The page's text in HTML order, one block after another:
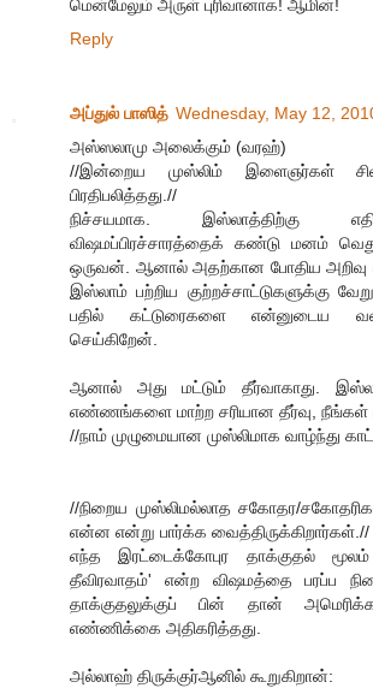
மென்மேலும் அருள் புரிவானாக! ஆமின்!
Reply
அப்துல் பாஸித் Wednesday, May 12,
அஸ்ஸலாமு அலைக்கும் (வரஹ்)
//இன்றைய முஸ்லிம் இளைஞர்கள்
பிரதிபலித்தது.//
நிச்சயமாக. இஸ்லாத்திற்கு
விஷமப்பிரச்சாரத்தைக் கண்டு மனம்
ஒருவன். ஆனால் அதற்கான போதிய அறிவு
இஸ்லாம் பற்றிய குற்றச்சாட்டுகளுக்கு
பதில் கட்டுரைகளை என்னுடைய
செய்கிறேன்.
ஆனால் அது மட்டும் தீர்வாகாது.
எண்ணங்களை மாற்ற சரியான தீர்வு, நீங்கள்
//நாம் முழுமையான முஸ்லிமாக வாழ்ந்து
//நிறைய முஸ்லிமல்லாத சகோதர/
என்ன என்று பார்க்க வைத்திருக்கிறார்கள்.//
எந்த இரட்டைக்கோபுர தாக்குதல்
தீவிரவாதம்' என்ற விஷமத்தை பரப்ப
தாக்குதலுக்குப் பின் தான்
எண்ணிக்கை அதிகரித்தது.
அல்லாஹ் திருக்குர்ஆனில் கூறுகிறான்: